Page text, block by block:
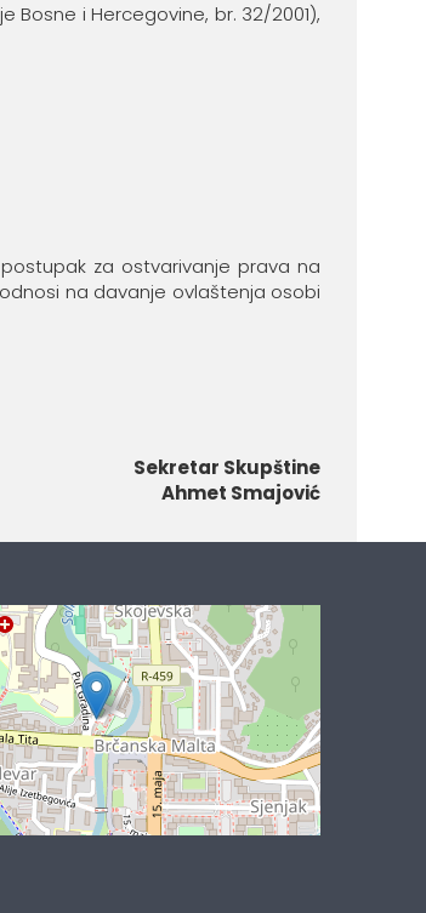
Bosne i Hercegovine, br. 32/2001),
za ostvarivanje prava na
na davanje ovlaštenja osobi
Sekretar Skupštine
Ahmet Smajović